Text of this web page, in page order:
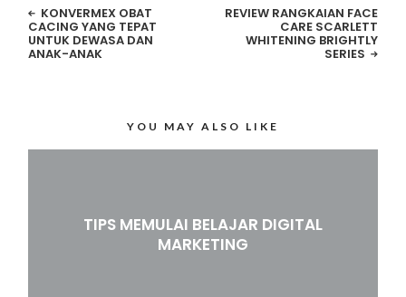
KONVERMEX OBAT
CACING YANG TEPAT
UNTUK DEWASA DAN
ANAK-ANAK
REVIEW RANGKAIAN FACE
CARE SCARLETT
WHITENING BRIGHTLY
SERIES
YOU MAY ALSO LIKE
TIPS MEMULAI BELAJAR DIGITAL
MARKETING